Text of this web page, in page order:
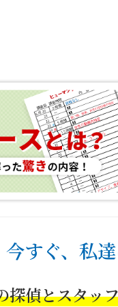
今すぐ、私
探偵とスタッ